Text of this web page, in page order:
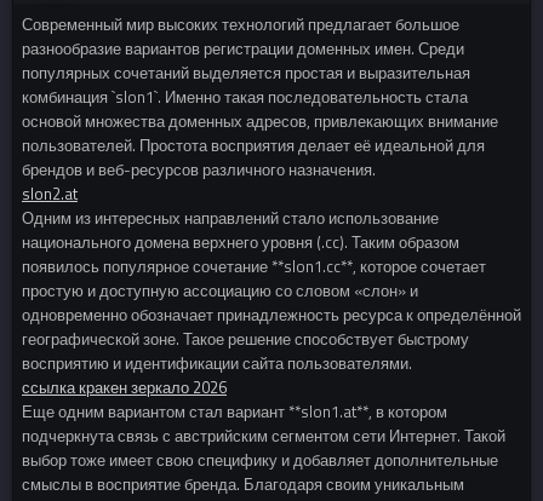
Современный мир высоких технологий предлагает большое
разнообразие вариантов регистрации доменных имен. Среди
популярных сочетаний выделяется простая и выразительная
комбинация `slon1`. Именно такая последовательность стала
основой множества доменных адресов, привлекающих внимание
пользователей. Простота восприятия делает её идеальной для
брендов и веб-ресурсов различного назначения.
slon2.at
Одним из интересных направлений стало использование
национального домена верхнего уровня (.cc). Таким образом
появилось популярное сочетание **slon1.cc**, которое сочетает
простую и доступную ассоциацию со словом «слон» и
одновременно обозначает принадлежность ресурса к определённой
географической зоне. Такое решение способствует быстрому
восприятию и идентификации сайта пользователями.
ссылка кракен зеркало 2026
Еще одним вариантом стал вариант **slon1.at**, в котором
подчеркнута связь с австрийским сегментом сети Интернет. Такой
выбор тоже имеет свою специфику и добавляет дополнительные
смыслы в восприятие бренда. Благодаря своим уникальным